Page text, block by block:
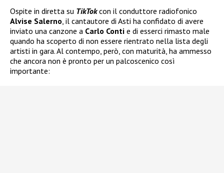
Ospite in diretta su TikTokcon il conduttore radiofonico
Alvise Salerno, il cantautore di Asti ha confidato di avere
inviato una canzone a Carlo Conti e di esserci rimasto male
quando ha scoperto di non essere rientrato nella lista degli
artisti in gara. Al contempo, però, con maturità, ha ammesso
che ancora non è pronto per un palcoscenico così
importante: